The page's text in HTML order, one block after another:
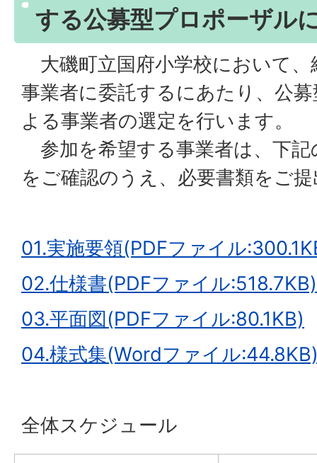
する公募型プロポーザル
大磯町立国府小学校において、
事業者に委託するにあたり、公
よる事業者の選定を行います。
参加を希望する事業者は、下記
をご確認のうえ、必要書類をご
01.実施要領(PDFファイル
02.仕様書(PDFファイル:518.7KB)
03.平面図(PDFファイル:80.1KB)
04.様式集(Wordファイル
全体スケジュール